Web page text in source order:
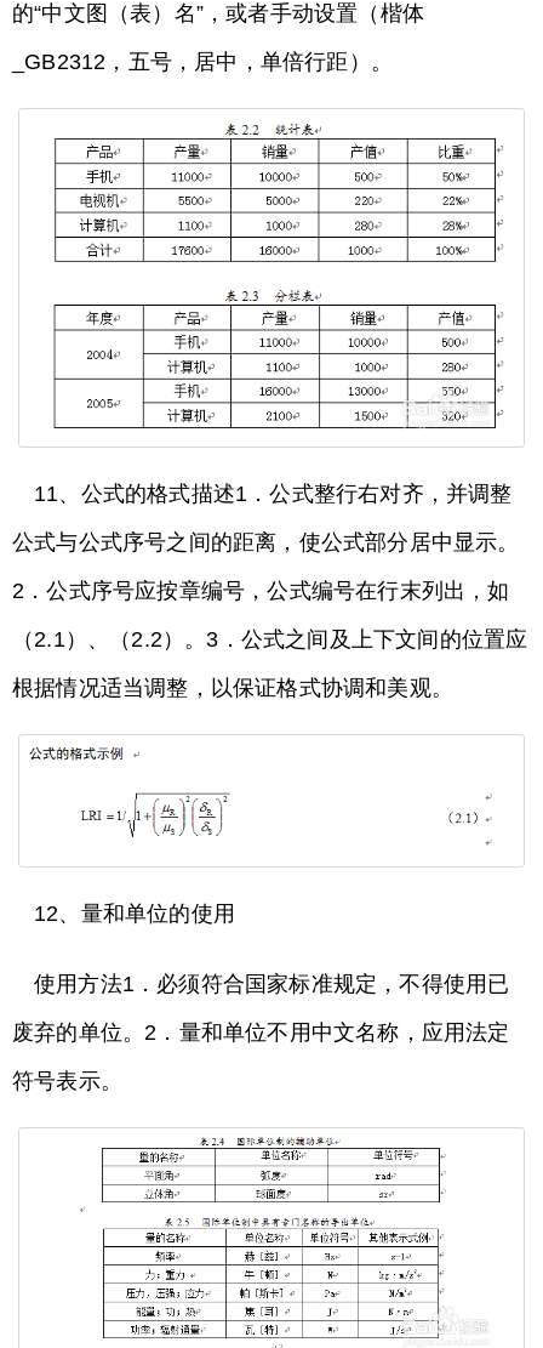
的“中文图（表）名”，或者手动设置（楷体
_GB2312，五号，居中，单倍行距）。
11、公式的格式描述1．公式整行右对齐，并调整
公式与公式序号之间的距离，使公式部分居中显示。
2．公式序号应按章编号，公式编号在行末列出，如
（2.1）、（2.2）。3．公式之间及上下文间的位置应
根据情况适当调整，以保证格式协调和美观。
12、量和单位的使用
使用方法1．必须符合国家标准规定，不得使用已
废弃的单位。2．量和单位不用中文名称，应用法定
符号表示。